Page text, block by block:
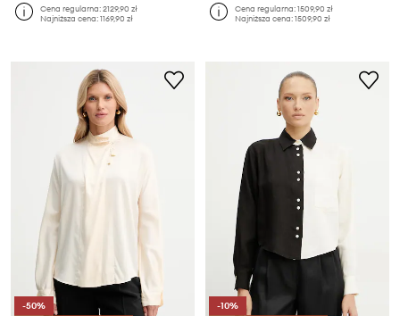
Cena regularna:2129,90 zł
Najniższa cena:1169,90 zł
Cena regularna:1509,90 zł
Najniższa cena:1509,90 zł
-50%
-10%